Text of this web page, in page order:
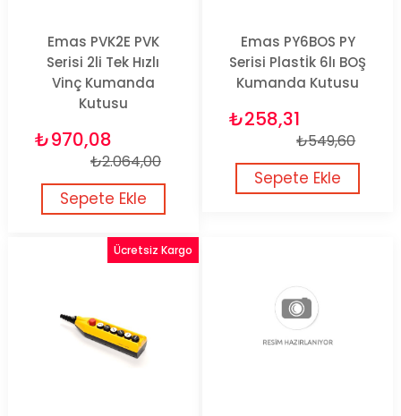
Emas PVK2E PVK
Serisi 2li Tek Hızlı
Vinç Kumanda
Kutusu
₺970,08
₺2.064,00
Sepete Ekle
Emas PY6BOS PY
Serisi Plastİk 6lı BOŞ
Kumanda Kutusu
₺258,31
₺549,60
Sepete Ekle
Ücretsiz Kargo